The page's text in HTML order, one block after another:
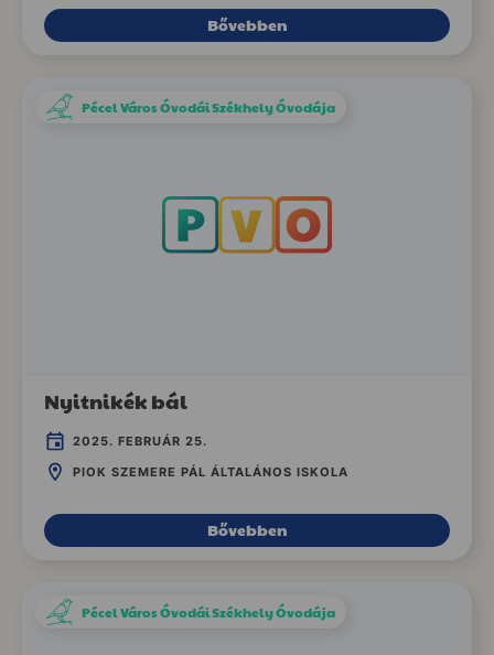
Bővebben
Nyitnikék bál
2025. FEBRUÁR 25.
PIOK SZEMERE PÁL ÁLTALÁNOS ISKOLA
Bővebben
Pécel Város Óvodái Székhely Óvodája
Pécel Város Óvodái Székhely Óvodája